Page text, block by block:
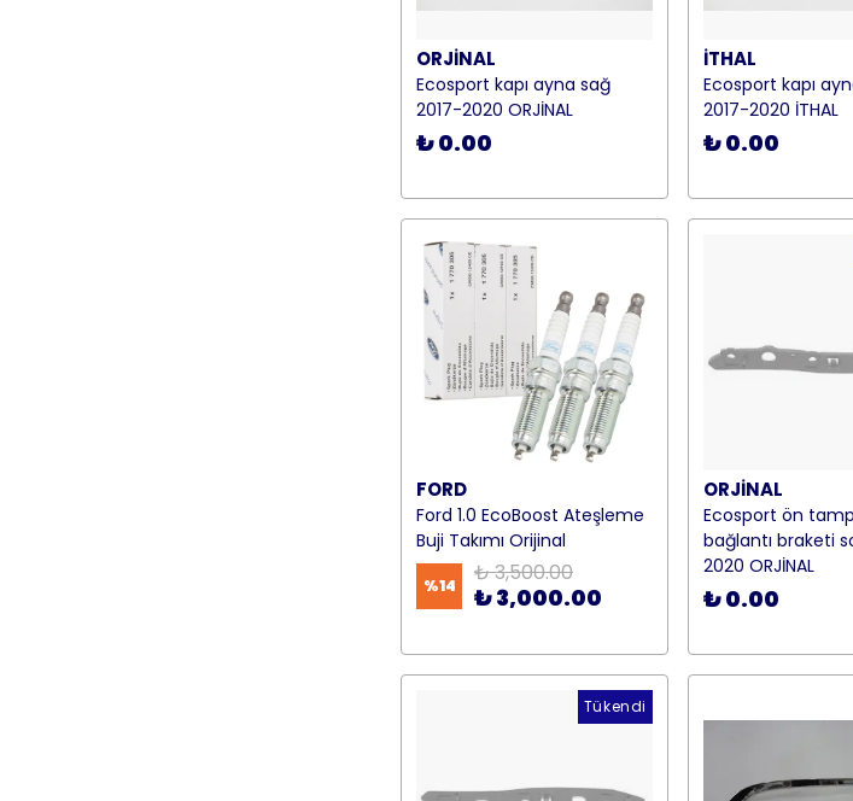
ORJİNAL
Ecosport kapı ayna sağ
2017-2020 ORJİNAL
₺ 0.00
İTHAL
Ecosport kapı
2017-2020 İTHAL
₺ 0.00
FORD
Ford 1.0 EcoBoost Ateşleme
Buji Takımı Orijinal
%14 ₺ 3,500.00
₺ 3,000.00
ORJİNAL
Ecosport ön
bağlantı braketi
2020 ORJİNAL
₺ 0.00
Tükendi